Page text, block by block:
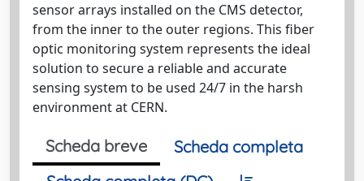
sensor arrays installed on the CMS detector,
from the inner to the outer regions. This fiber
optic monitoring system represents the ideal
solution to secure a reliable and accurate
sensing system to be used 24/7 in the harsh
environment at CERN.
Scheda breve
Scheda completa